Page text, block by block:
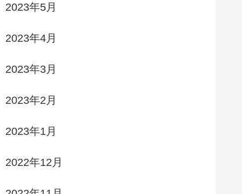
2023年5月
2023年4月
2023年3月
2023年2月
2023年1月
2022年12月